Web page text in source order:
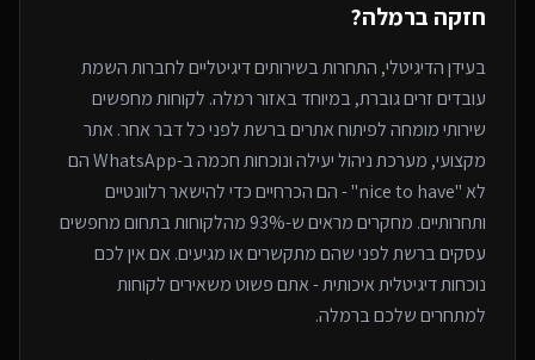
חזקה ברמלה?
בעידן הדיגיטלי, התחרות בשירותים דיגיטליים לחברות השמת
עובדים זריםגוברת, במיוחדבאזור רמלה. לקוחות מחפשים
שירותימומחה לפיתוח אתריםברשת לפני כל דבר אחר. אתר
מקצועי, מערכת ניהול יעילה ונוכחות חכמה ב-WhatsApp הם
לא "nice to have" - הם הכרחיים כדי להישאר רלוונטיים
ותחרותיים. מחקרים מראים ש-93% מהלקוחות בתחום מחפשים
עסקים ברשת לפני שהם מתקשרים או מגיעים. אם אין לכם
נוכחות דיגיטלית איכותית - אתם פשוט משאירים לקוחות
למתחריםשלכם ברמלה.